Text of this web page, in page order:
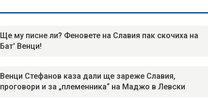
Ще му писне ли? Феновете на Славия пак скочиха на
Бат' Венци!
Венци Стефанов каза дали ще зареже Славия,
проговори и за „племенника“ на Маджо в Левски